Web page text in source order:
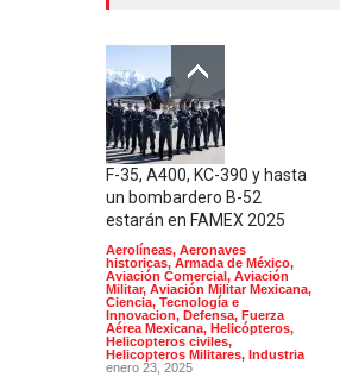
F-35, A400, KC-390 y hasta
un bombardero B-52
estarán en FAMEX 2025
Aerolíneas, Aeronaves
historicas, Armada de México,
Aviación Comercial, Aviación
Militar, Aviación Militar Mexicana,
Ciencia, Tecnología e
Innovacion, Defensa, Fuerza
Aérea Mexicana, Helicópteros,
Helicopteros civiles,
Helicopteros Militares, Industria
enero 23, 2025